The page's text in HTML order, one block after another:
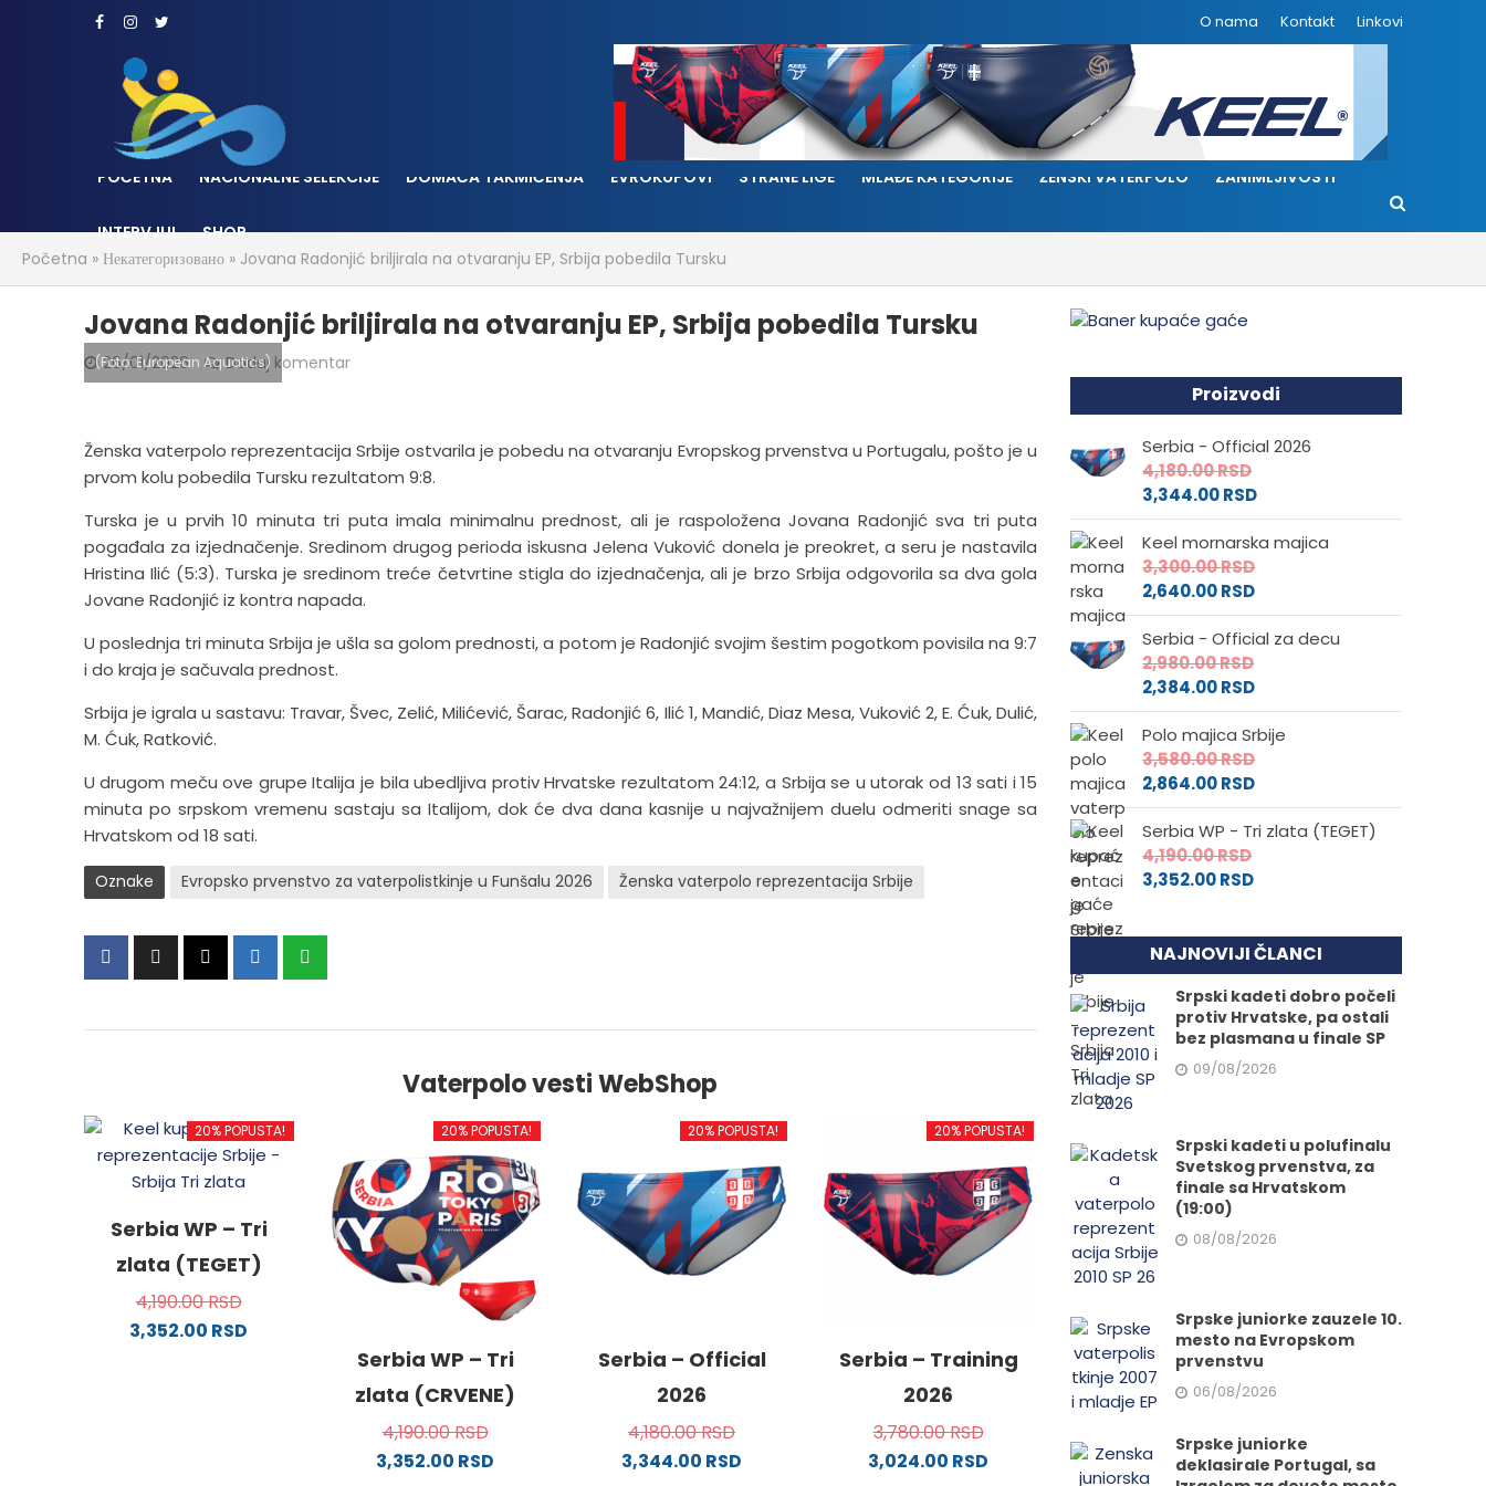
O nama Kontakt Linkovi
POČETNA NACIONALNE SELEKCIJE DOMAĆA TAKMIČENJA EVROKUPOVI STRANE LIGE MLAĐE KATEGORIJE ŽENSKI VATERPOLO ZANIMLJIVOSTI
INTERVJUI
SHOP
Početna » Некатегоризовано » Jovana Radonjić briljirala na otvaranju EP, Srbija pobedila Tursku
Jovana Radonjić briljirala na otvaranju EP, Srbija pobedila Tursku
26/01/2026 Dodaj komentar
(Foto: European Aquatics)
Ženska vaterpolo reprezentacija Srbije ostvarila je pobedu na otvaranju Evropskog prvenstva u Portugalu, pošto je u
prvom kolu pobedila Tursku rezultatom 9:8.
Turska je u prvih 10 minuta tri puta imala minimalnu prednost, ali je raspoložena Jovana Radonjić sva tri puta
pogađala za izjednačenje. Sredinom drugog perioda iskusna Jelena Vuković donela je preokret, a seru je nastavila
Hristina Ilić (5:3). Turska je sredinom treće četvrtine stigla do izjednačenja, ali je brzo Srbija odgovorila sa dva gola
Jovane Radonjić iz kontra napada.
U poslednja tri minuta Srbija je ušla sa golom prednosti, a potom je Radonjić svojim šestim pogotkom povisila na 9:7
i do kraja je sačuvala prednost.
Srbija je igrala u sastavu: Travar, Švec, Zelić, Milićević, Šarac, Radonjić 6, Ilić 1, Mandić, Diaz Mesa, Vuković 2, E. Ćuk, Dulić,
M. Ćuk, Ratković.
U drugom meču ove grupe Italija je bila ubedljiva protiv Hrvatske rezultatom 24:12, a Srbija se u utorak od 13 sati i 15
minuta po srpskom vremenu sastaju sa Italijom, dok će dva dana kasnije u najvažnijem duelu odmeriti snage sa
Hrvatskom od 18 sati.
Oznake Evropsko prvenstvo za vaterpolistkinje u Funšalu 2026 Ženska vaterpolo reprezentacija Srbije
Vaterpolo vesti WebShop
20% POPUSTA!
Serbia WP – Tri
zlata (TEGET)
4,190.00RSD
3,352.00 RSD
20% POPUSTA!
Serbia WP – Tri
zlata (CRVENE)
4,190.00RSD
3,352.00 RSD
20% POPUSTA!
Serbia – Official
2026
4,180.00RSD
3,344.00 RSD
20% POPUSTA!
Serbia – Training
2026
3,780.00RSD
3,024.00 RSD
Proizvodi
Serbia - Official 2026
4,180.00RSD
3,344.00RSD
Keel mornarska majica
3,300.00RSD
2,640.00RSD
Serbia - Official za decu
2,980.00RSD
2,384.00RSD
Polo majica Srbije
3,580.00RSD
2,864.00RSD
Serbia WP - Tri zlata (TEGET)
4,190.00RSD
3,352.00RSD
NAJNOVIJI ČLANCI
Srpski kadeti dobro počeli
protiv Hrvatske, pa ostali
bez plasmana u finale SP
09/08/2026
Srpski kadeti u polufinalu
Svetskog prvenstva, za
finale sa Hrvatskom
(19:00)
08/08/2026
Srpske juniorke zauzele 10.
mesto na Evropskom
prvenstvu
06/08/2026
Srpske juniorke
deklasirale Portugal, sa